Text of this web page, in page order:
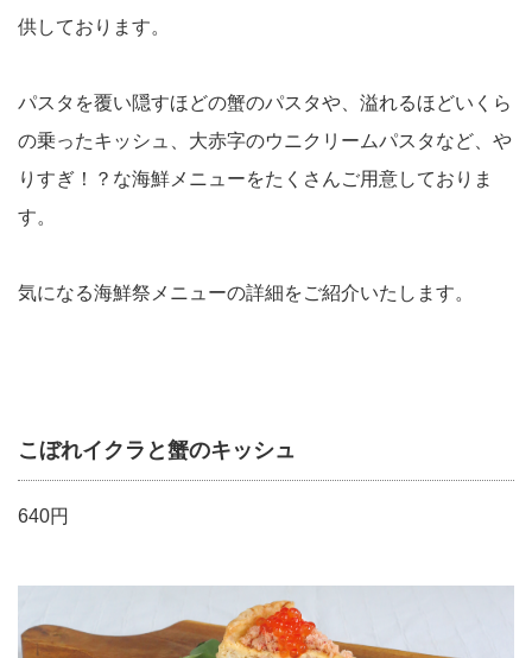
供しております。
パスタを覆い隠すほどの蟹のパスタや、溢れるほどいくら
の乗ったキッシュ、大赤字のウニクリームパスタなど、や
りすぎ！？な海鮮メニューをたくさんご用意しておりま
す。
気になる海鮮祭メニューの詳細をご紹介いたします。
こぼれイクラと蟹のキッシュ
640円